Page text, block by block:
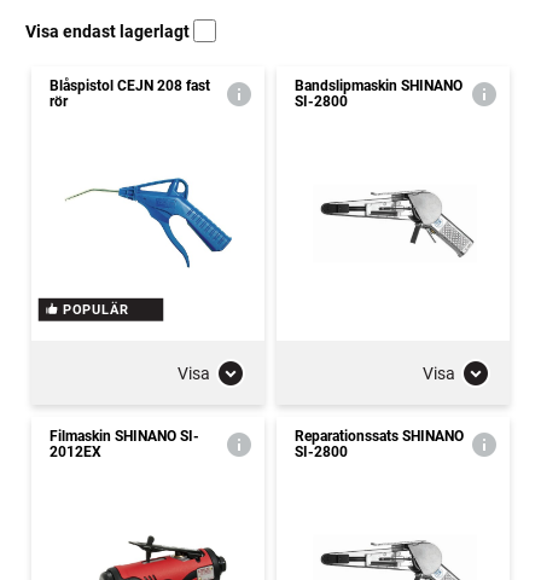
Visa endast lagerlagt
Blåspistol CEJN 208 fast
rör
POPULÄR
Visa
Bandslipmaskin SHINANO
SI-2800
Visa
Filmaskin SHINANO SI-
2012EX
Reparationssats SHINANO
SI-2800